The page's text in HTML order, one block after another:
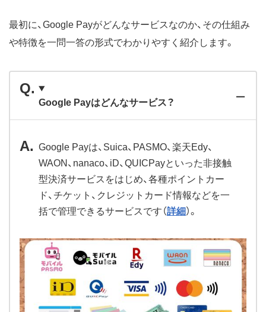
最初に、Google Payがどんなサービスなのか、その仕組み
や特徴を一問一答の形式でわかりやすく紹介します。
Google Payはどんなサービス？
Google Payは、Suica、PASMO、楽天Edy、
WAON、nanaco、iD、QUICPayといった非接触
型決済サービスをはじめ、各種ポイントカー
ド、チケット、クレジットカード情報などを一
括で管理できるサービスです（詳細 ）。